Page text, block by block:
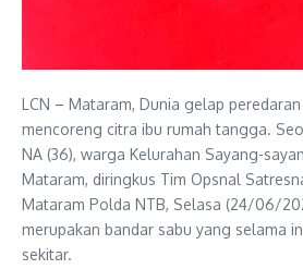
LCN – Mataram, Dunia gelap
mencoreng citra ibu rumah tangga.
NA (36), warga Kelurahan Sayang-
Mataram, diringkus Tim Opsnal
Mataram Polda NTB, Selasa (24/06/
merupakan bandar sabu yang selama
sekitar.